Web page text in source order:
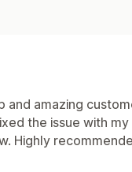
and amazing
the issue with
Highly